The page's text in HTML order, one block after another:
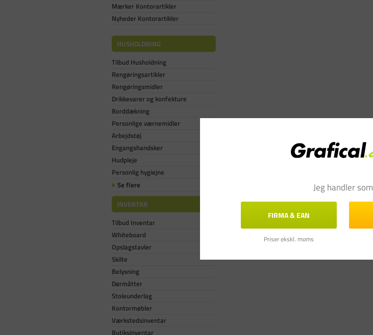
Mærker Kontorartikler
Nyheder Kontorartikler
HUSHOLDNING
Tilbud Husholdning
Rengøringsartikler
Rengøringsmidler
Drikkevarer og konfekture
Borddækning
Personlige værnemidler
Arbejdstøj
Engangshandsker
Hudpleje
Personlig hygiejne
Se flere
INVENTAR
Tilbud Inventar
Whiteboard
Opslagstavler
Skilte
Belysning
Dørmåtter
Stoleunderlag
Kontormøbler
Værkstedsinventar
Butiksinventar
Jeg handler som
FIRMA & EAN
Priser ekskl. moms